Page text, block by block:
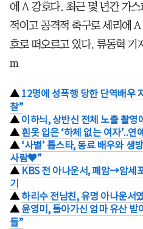
에 A 강호다. 최근 몇 년간 가
적이고 공격적 축구로 세리에
호로 떠오르고 있다. 류동혁
m
▲ 12명에 성폭행 당한 단역배우
찰”
▲ 이하늬, 상반신 전체 노출 촬영
▲ 흰옷 입은 ‘하체 없는 여자’..연
▲ ‘사별’ 톱스타, 동료 배우와 생
사람♥”
▲ KBS 전 아나운서, 폐암→암세
기
▲하리수 전남친, 유명 아나운서
▲ 윤영미, 돌아가신 엄마 유산
들”